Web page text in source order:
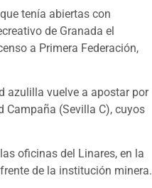
tenía abiertas con
de Granada el
a Primera Federación,
azulilla vuelve a apostar por
Campaña (Sevilla C), cuyos
oficinas del Linares, en la
de la institución minera.